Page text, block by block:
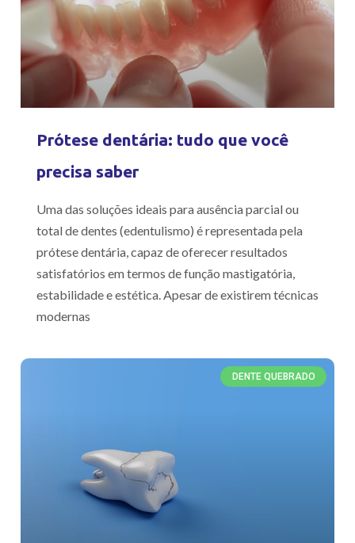
Prótese dentária: tudo que você
precisa saber
Uma das soluções ideais para ausência parcial ou
total de dentes (edentulismo) é representada pela
prótese dentária, capaz de oferecer resultados
satisfatórios em termos de função mastigatória,
estabilidade e estética. Apesar de existirem técnicas
modernas
DENTE QUEBRADO